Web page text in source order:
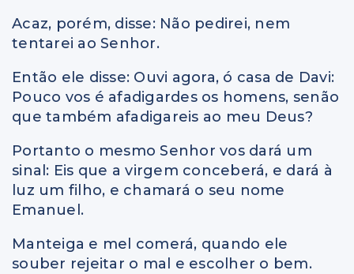
Acaz, porém, disse: Não pedirei, nem
tentarei ao Senhor.
Então ele disse: Ouvi agora, ó casa de Davi:
Pouco vos é afadigardes os homens, senão
que também afadigareis ao meu Deus?
Portanto o mesmo Senhor vos dará um
sinal: Eis que a virgem conceberá, e dará à
luz um filho, e chamará o seu nome
Emanuel.
Manteiga e mel comerá, quando ele
souber rejeitar o mal e escolher o bem.